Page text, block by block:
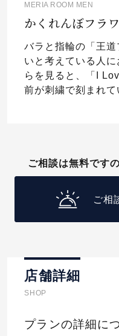
MERIA ROOM MEN
かくれんぼフラ
バラと指輪の「王
いと考えている人
らを見ると、「I
前が刺繍で刻まれて
ご相談は無料です
ご相
店舗詳細
SHOP
プランの詳細に